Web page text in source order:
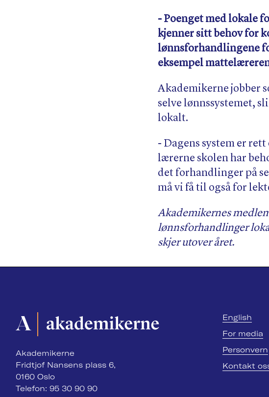
- Poenget med lokale
kjenner sitt behov for
lønnsforhandlingene
eksempel
Akademikerne jobber
selve lønnssystemet,
lokalt.
- Dagens system er
lærerne skolen har
det forhandlinger på
må vi få til også for
Akademikernes
lønnsforhandlinger
skjer utover året.
Akademikerne
Fridtjof Nansens plass 6,
0160 Oslo
Telefon: 95 30 90 90
English
For media
Personvern
Kontakt